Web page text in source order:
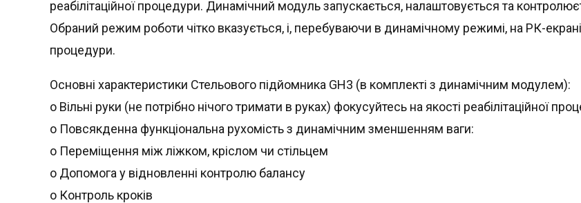
реабілітаційної процедури. Динамічний модуль запускається, налаштовується та
Обраний режим роботи чітко вказується, і, перебуваючи в динамічному режимі, на РК-
процедури.
Основні характеристики Стельового підйомника GH3 (в комплекті з динамічним модулем):
o Вільні руки (не потрібно нічого тримати в руках) фокусуйтесь на якості реабілітаційної
o Повсякденна функціональна рухомість з динамічним зменшенням ваги:
o Переміщення між ліжком, кріслом чи стільцем
o Допомога у відновленні контролю балансу
o Контроль кроків